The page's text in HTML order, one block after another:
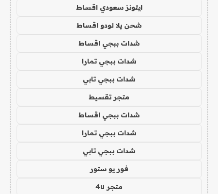
ايتونز سعودي اقساط
شحن يلا لودو اقساط
شدات ببجي اقساط
شدات ببجي تمارا
شدات ببجي تابي
متجر تقسيط
شدات ببجي اقساط
شدات ببجي تمارا
شدات ببجي تابي
فور يو ستور
متجر 4u